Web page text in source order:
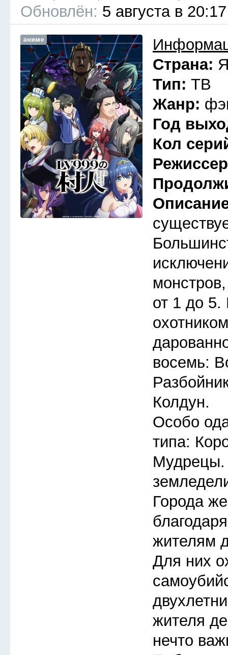
Обновлён: 5 августа в 20:17
аниме
Страна:
Тип: ТВ
Жанр:
Год
Кол
от 1 до
восемь:
Колдун.
Особо
типа:
Мудрецы.
Города
жителям
Для них
жителя
нечто